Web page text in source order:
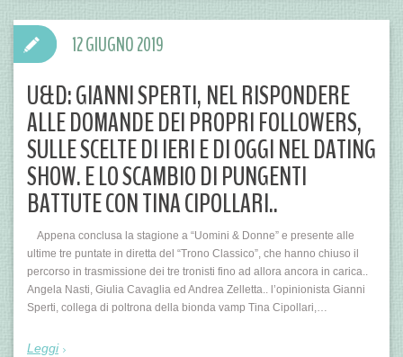
U&D: GIANNI SPERTI, NEL RISPONDERE
ALLE DOMANDE DEI PROPRI FOLLOWERS,
SULLE SCELTE DI IERI E DI OGGI NEL DATING
SHOW. E LO SCAMBIO DI PUNGENTI
BATTUTE CON TINA CIPOLLARI..
Appena conclusa la stagione a “Uomini & Donne” e presente alle
ultime tre puntate in diretta del “Trono Classico”, che hanno chiuso il
percorso in trasmissione dei tre tronisti fino ad allora ancora in carica..
Angela Nasti, Giulia Cavaglia ed Andrea Zelletta.. l’opinionista Gianni
Sperti, collega di poltrona della bionda vamp Tina Cipollari,…
Leggi
12 GIUGNO 2019